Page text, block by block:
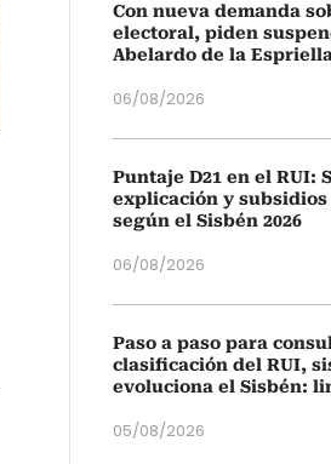
Con nueva demanda
electoral, piden
Abelardo de la Espriella
06/08/2026
Puntaje D21 en el RUI:
explicación y subsidios
según el Sisbén 2026
06/08/2026
Paso a paso para
clasificación del RUI,
evoluciona el Sisbén:
05/08/2026